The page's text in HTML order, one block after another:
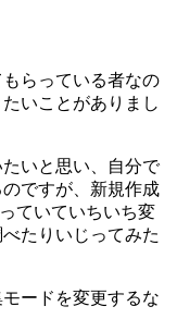
らっている者なの
いことがありまし
いと思い、自分で
ですが、新規作成
ていていちいち変
たりいじってみた
ードを変更するな